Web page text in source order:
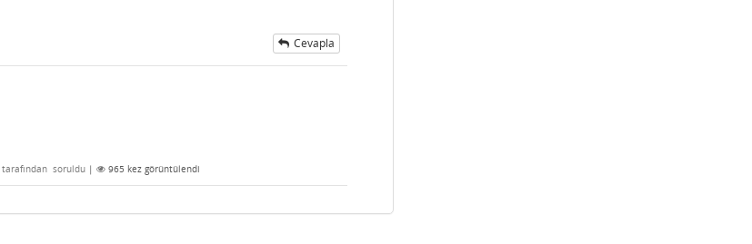
Cevapla
tarafından soruldu | 965 kez görüntülendi